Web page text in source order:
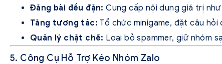
Đăng bài đều đặn: Cung cấp nội dung giá trị
Tăng tương tác: Tổ chức minigame, đặt câu
Quản lý chặt chẽ: Loại bỏ spammer, giữ nhóm
5. Công Cụ Hỗ Trợ Kéo Nhóm Zalo